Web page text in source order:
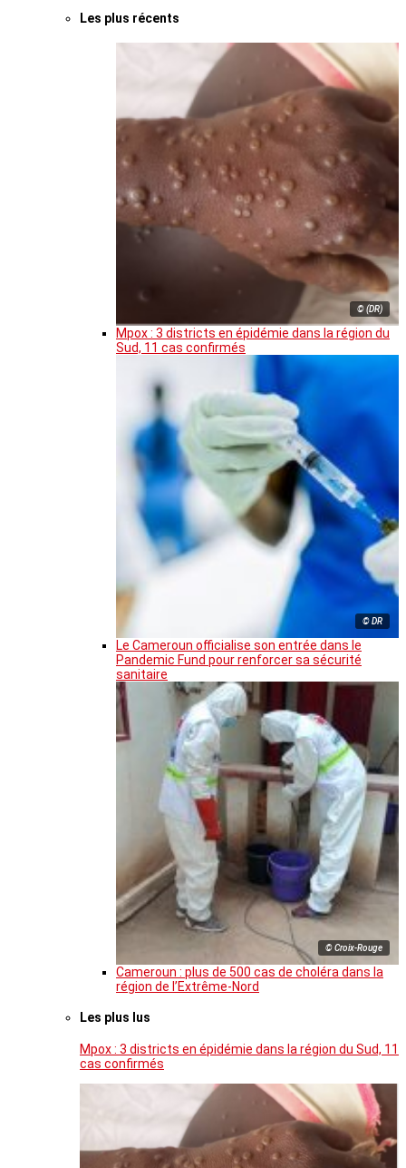
Les plus récents
© (DR)
Mpox : 3 districts en épidémie dans la région du
Sud, 11 cas confirmés
© DR
Le Cameroun officialise son entrée dans le
Pandemic Fund pour renforcer sa sécurité
sanitaire
© Croix-Rouge
Cameroun : plus de 500 cas de choléra dans la
région de l’Extrême-Nord
Les plus lus
Mpox : 3 districts en épidémie dans la région du Sud, 11
cas confirmés